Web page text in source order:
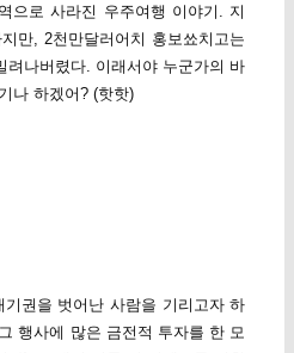
으로 사라진 우주여행 이야기. 지
만, 2천만달러어치 홍보쑈치고는
려나버렸다. 이래서야 누군가의 바
나 하겠어? (핫핫)
권을 벗어난 사람을 기리고자 하
행사에 많은 금전적 투자를 한 모